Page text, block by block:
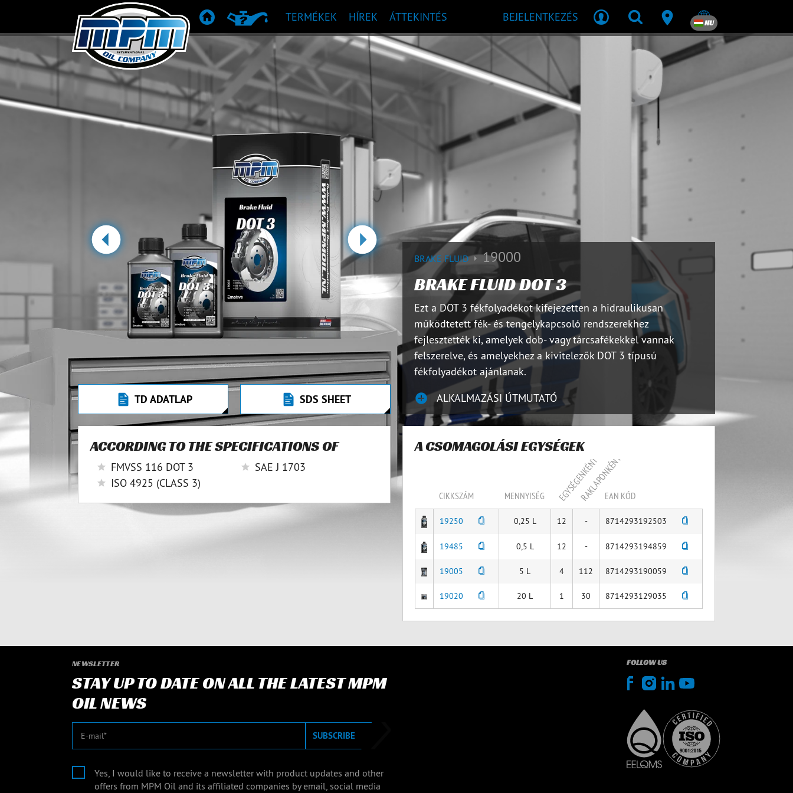
KEZDŐLAPTERMÉK AJÁNLÁS
TERMÉKEK HÍREK ÁTTEKINTÉS BEJELENTKEZÉS HU
Előző Tovább
TD ADATLAP SDS SHEET
BRAKE FLUID 19000
BRAKE FLUID DOT 3
Ezt a DOT 3 fékfolyadékot kifejezetten a hidraulikusan
működtetett fék- és tengelykapcsoló rendszerekhez
fejlesztették ki, amelyek dob- vagy tárcsafékekkel vannak
felszerelve, és amelyekhez a kivitelezők DOT 3 típusú
fékfolyadékot ajánlanak.
ALKALMAZÁSI ÚTMUTATÓ
ACCORDING TO THE SPECIFICATIONS OF
FMVSS 116 DOT 3
ISO 4925 (CLASS 3)
SAE J 1703
A CSOMAGOLÁSI EGYSÉGEK
CIKKSZÁM MENNYISÉG EGYSÉGENKÉNT
RAKLAPONKÉNTEAN KÓD
19250 0,25 L 12 - 8714293192503
19485 0,5 L 12 - 8714293194859
19005 5 L 4 112 8714293190059
19020 20 L 1 30 8714293129035
NEWSLETTER
STAY UP TO DATE ON ALL THE LATEST MPM
OIL NEWS
E-mail SUBSCRIBE
Yes, I would like to receive a newsletter with product updates and other
offers from MPM Oil and its affiliated companies by email, social media
FOLLOW US